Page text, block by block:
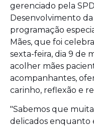
gerenciado pela
Desenvolvimento
programação
Mães, que foi
sexta-feira, dia 9 de
acolher mães
acompanhantes,
carinho, reflexão e
"Sabemos que
delicados enquanto